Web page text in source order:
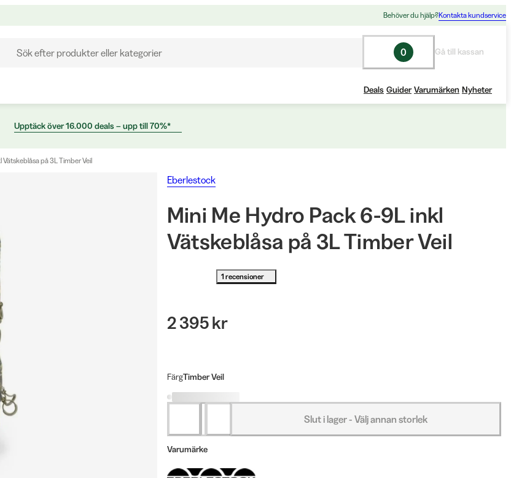
Behöver du hjälp?Kontakta kundservice
Sök efter produkter eller kategorier 0 Gå till kassan
Deals Guider Varumärken Nyheter
Upptäck över 16.000 deals – upp till 70%*
på 3L Timber Veil
Eberlestock
Mini Me Hydro Pack 6-9L inkl
Vätskeblåsa på 3L Timber Veil
1 recensioner
2 395 kr
FärgTimber Veil
Slut i lager - Välj annan storlek
Varumärke